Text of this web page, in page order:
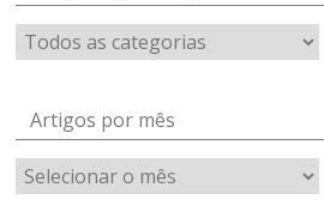
Artigos por mês
Artigos
por